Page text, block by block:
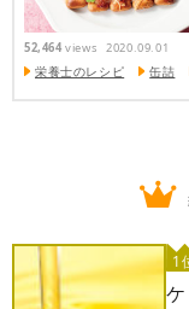
52,464 views 2020.09.01
栄養士のレシピ 缶詰
1